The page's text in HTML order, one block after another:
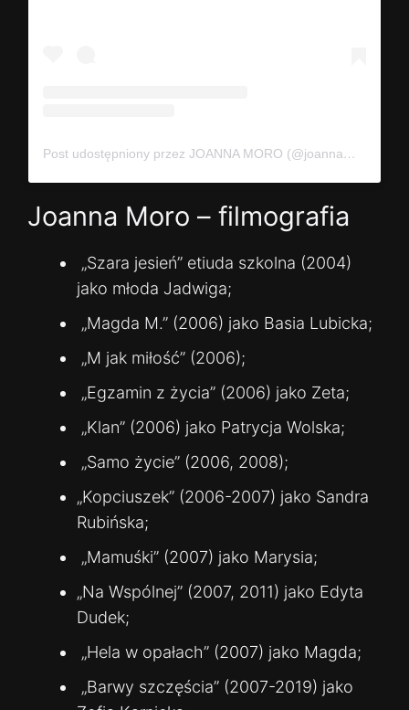
Post udostępniony przez JOANNA MORO (@joannamoro.official)
Joanna Moro – filmografia
„Szara jesień” etiuda szkolna (2004)
jako młoda Jadwiga;
„Magda M.” (2006) jako Basia Lubicka;
„M jak miłość” (2006);
„Egzamin z życia” (2006) jako Zeta;
„Klan” (2006) jako Patrycja Wolska;
„Samo życie” (2006, 2008);
„Kopciuszek” (2006-2007) jako Sandra
Rubińska;
„Mamuśki” (2007) jako Marysia;
„Na Wspólnej” (2007, 2011) jako Edyta
Dudek;
„Hela w opałach” (2007) jako Magda;
„Barwy szczęścia” (2007-2019) jako